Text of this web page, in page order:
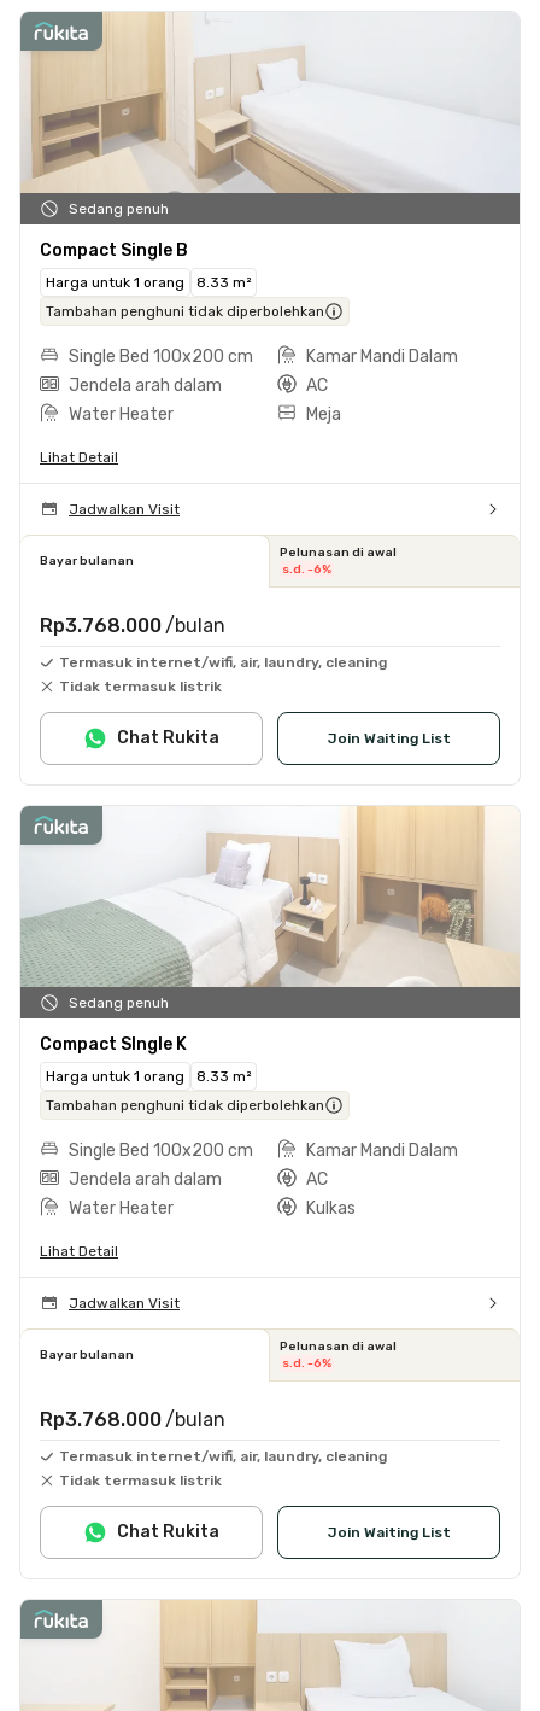
Sedang penuh
Compact Single B
Harga untuk 1 orang
8.33 m²
Tambahan penghuni tidak diperbolehkan
Single Bed 100x200 cm
Kamar Mandi Dalam
Jendela arah dalam
AC
Water Heater
Meja
Lihat Detail
Jadwalkan Visit
Bayar bulanan
Pelunasan di awal
s.d. -6%
Rp3.768.000 /bulan
Termasuk internet/wifi, air, laundry, cleaning
Tidak termasuk listrik
Join Waiting List
Chat Rukita
Sedang penuh
Compact SIngle K
Harga untuk 1 orang
8.33 m²
Tambahan penghuni tidak diperbolehkan
Single Bed 100x200 cm
Kamar Mandi Dalam
Jendela arah dalam
AC
Water Heater
Kulkas
Lihat Detail
Jadwalkan Visit
Bayar bulanan
Pelunasan di awal
s.d. -6%
Rp3.768.000 /bulan
Termasuk internet/wifi, air, laundry, cleaning
Tidak termasuk listrik
Join Waiting List
Chat Rukita